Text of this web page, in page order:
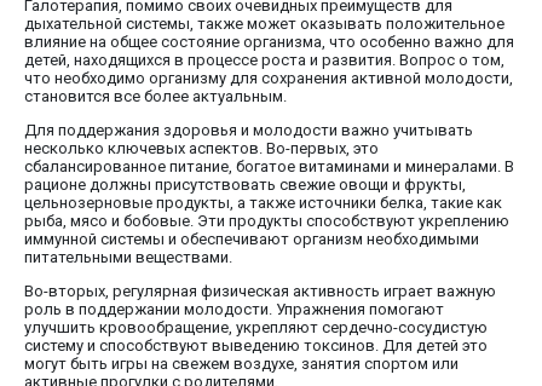
Галотерапия, помимо своих очевидных преимуществ для
дыхательной системы, также может оказывать положительное
влияние на общее состояние организма, что особенно важно для
детей, находящихся в процессе роста и развития. Вопрос о том,
что необходимо организму для сохранения активной молодости,
становится все более актуальным.
Для поддержания здоровья и молодости важно учитывать
несколько ключевых аспектов. Во-первых, это
сбалансированное питание, богатое витаминами и минералами. В
рационе должны присутствовать свежие овощи и фрукты,
цельнозерновые продукты, а также источники белка, такие как
рыба, мясо и бобовые. Эти продукты способствуют укреплению
иммунной системы и обеспечивают организм необходимыми
питательными веществами.
Во-вторых, регулярная физическая активность играет важную
роль в поддержании молодости. Упражнения помогают
улучшить кровообращение, укрепляют сердечно-сосудистую
систему и способствуют выведению токсинов. Для детей это
могут быть игры на свежем воздухе, занятия спортом или
активные прогулки с родителями.